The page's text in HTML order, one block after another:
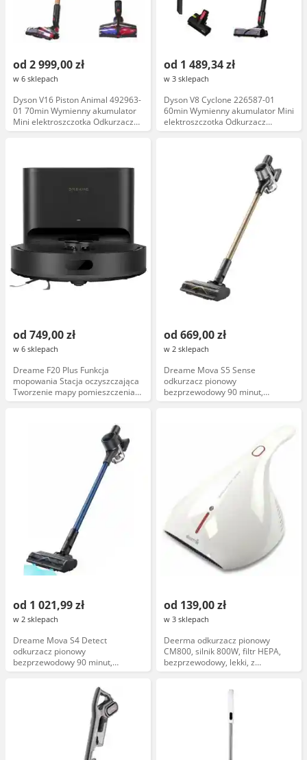
od 2 999,00 zł
w 6 sklepach
Dyson V16 Piston Animal 492963-
01 70min Wymienny akumulator
Mini elektroszczotka Odkurzacz
bezprzewodowy
od 1 489,34 zł
w 3 sklepach
Dyson V8 Cyclone 226587-01
60min Wymienny akumulator Mini
elektroszczotka Odkurzacz
bezprzewodowy
od 749,00 zł
w 6 sklepach
Dreame F20 Plus Funkcja
mopowania Stacja oczyszczająca
Tworzenie mapy pomieszczenia
74dB Czarny Robot sprzątający
od 669,00 zł
w 2 sklepach
Dreame Mova S5 Sense
odkurzacz pionowy
bezprzewodowy 90 minut,
wymienny akumulator, mini
od 1 021,99 zł
w 2 sklepach
Dreame Mova S4 Detect
odkurzacz pionowy
bezprzewodowy 90 minut,
wymienny akumulator, mini
elektroszczotka, niebieski
od 139,00 zł
w 3 sklepach
Deerma odkurzacz pionowy
CM800, silnik 800W, filtr HEPA,
bezprzewodowy, lekki, z
akumulatorem, kolor czarny